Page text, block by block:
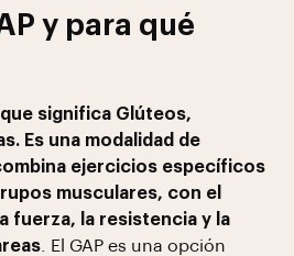
y para qué
significa Glúteos,
Es una modalidad de
ejercicios específicos
musculares, con el
fuerza, la resistencia y la
. El GAP es una opción